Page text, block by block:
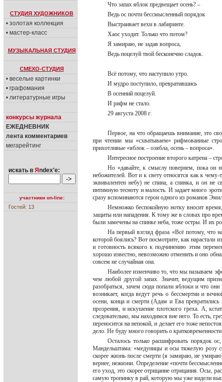
СТУДИЯ ХУДОЖНИКОВ
• золотая коллекция
• мастер-класс
МУЗЫКАЛЬНАЯ СТУДИЯ
СМЕХО-СТУДИЯ
• веселые картинки
• графомания
• литературные игры
конкурсы журнала
ЕЖЕДНЕВНИК
лента комментариев
мегарейтинг
искать в Я ndex'е:
участники on-line:
Гостей: 13
Что запах яблок предвещает осень? –
Ведь ос почти бессмысленный порядок
Выстраивает вехи в лабиринте.
Хаос уходит. Только что потом?
Я замираю, не задав вопроса,
Ведь поцелуй твой бесконечно сладок.
Всё потому, что наступило утро.
И мудро поступило, превратившись
В осенний поцелуй.
И рифм не стало.
29 августа 2008 г.
Первое, на что обращаешь внимание, это
при чтении мы «схватываем» рифмованные
прихотливые «яблок – озябла, осень – вопроса».
Интересное построение второго катрена –
Но «давайте, к смыслу повернем, пока он
небожителей. Вот и к свету относятся как к
эквивалентен небу) не спина, а спинка, и он не
интимную тесноту и малость. И задает много
сразу вспоминаются герои одного из романов
Немножко беспокойную нотку вносит
защиты или нападения. К тому же в словах про
были замечены на спинке неба, тоже остры. И их
На первый взгляд фраза «Всё потому, что
которой боялись? Вот посмотрите, как нарастали
и готовность всякого к подчинению этим
хорошо известно, невозможно отменить и оно
совсем не случайная она.
Наиболее изменчиво то, что мы называем
чем любой другой запах. Значит, ведущим
разобраться, зачем сюда попали яблоки и что
возникает, когда ведут речь о бессмертии и
осени, конца и смерти (Адам и Ева
прозрения, и искушение плотского греха. А,
следовательно, мы находимся вне него. То есть,
переносится на непокой, и делает его тоже
дело. Не буду много говорить о
Осталось только расшифровать порядок
Мандельштама: «медуницы и осы тяжелую розу
скорее жизнь после смерти (я замираю, не
вернее, нежизни. Определение «почти
его уход, это скорее отрицание отрицания. Осы,
самую тропинку в рай, которую мы уже видели